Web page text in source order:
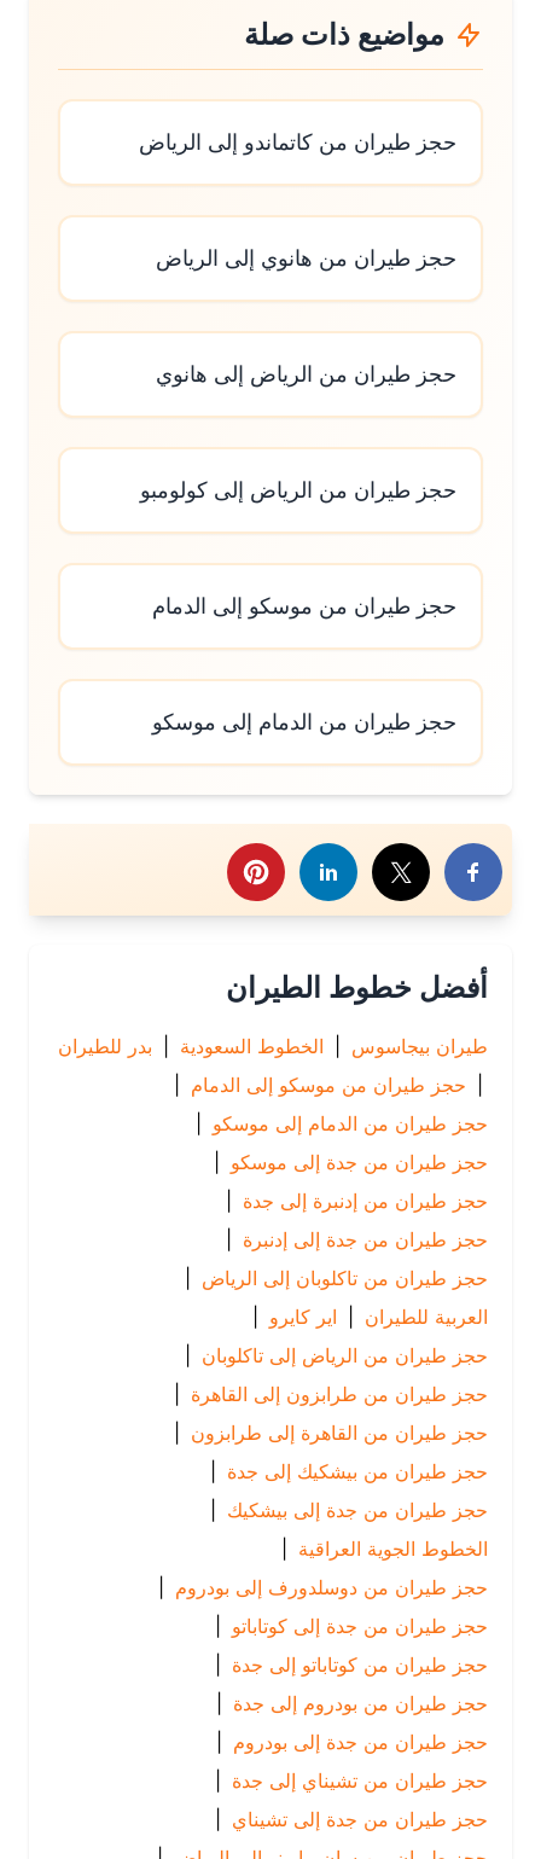
مواضيع ذات صلة
حجز طيران من كاتماندو إلى الرياض
حجز طيران من هانوي إلى الرياض
حجز طيران من الرياض إلى هانوي
حجز طيران من الرياض إلى كولومبو
حجز طيران من موسكو إلى الدمام
حجز طيران من الدمام إلى موسكو
هذا الموضوع
أفضل خطوط الطيران
طيران بيجاسوس | الخطوط السعودية | بدر للطيران
حجز طيران من موسكو إلى الدمام
|
حجز طيران من الدمام إلى موسكو |
حجز طيران من جدة إلى موسكو |
حجز طيران من إدنبرة إلى جدة
حجز طيران من جدة إلى إدنبرة |
حجز طيران من تاكلوبان إلى الرياض
|
العربية للطيران | اير كايرو
|
حجز طيران من الرياض إلى تاكلوبان |
حجز طيران من طرابزون إلى القاهرة |
حجز طيران من القاهرة إلى طرابزون |
حجز طيران من بيشكيك إلى جدة
حجز طيران من جدة إلى بيشكيك |
الخطوط الجوية العراقية
حجز طيران من دوسلدورف إلى بودروم |
حجز طيران من جدة إلى كوتاباتو |
حجز طيران من كوتاباتو إلى جدة
حجز طيران من بودروم إلى جدة
حجز طيران من جدة إلى بودروم |
حجز طيران من تشيناي إلى جدة
حجز طيران من جدة إلى تشيناي |